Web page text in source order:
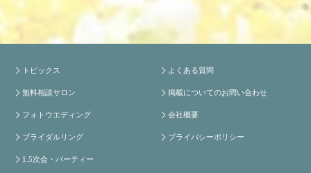
トピックス
無料相談サロン
フォトウエディング
ブライダルリング
1.5次会・パーティー
よくある質問
掲載についてのお問い合わせ
会社概要
プライバシーポリシー